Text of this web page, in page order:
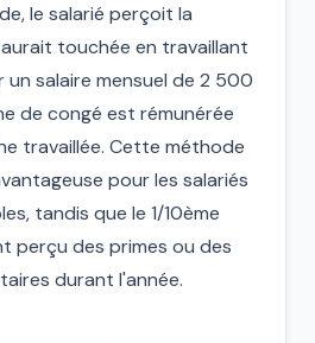
le salarié perçoit la
touchée en travaillant
un salaire mensuel de 2 500
de congé est rémunérée
travaillée. Cette méthode
pour les salariés
tandis que le 1/10ème
perçu des primes ou des
durant l'année.